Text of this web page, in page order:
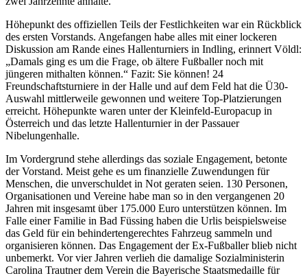
Höhepunkt des offiziellen Teils der Festlichkeiten war ein Rückblick
des ersten Vorstands. Angefangen habe alles mit einer lockeren
Diskussion am Rande eines Hallenturniers in Indling, erinnert Völdl:
„Damals ging es um die Frage, ob ältere Fußballer noch mit
jüngeren mithalten können.“ Fazit: Sie können! 24
Freundschaftsturniere in der Halle und auf dem Feld hat die Ü30-
Auswahl mittlerweile gewonnen und weitere Top-Platzierungen
erreicht. Höhepunkte waren unter der Kleinfeld-Europacup in
Österreich und das letzte Hallenturnier in der Passauer
Nibelungenhalle.
Im Vordergrund stehe allerdings das soziale Engagement, betonte
der Vorstand. Meist gehe es um finanzielle Zuwendungen für
Menschen, die unverschuldet in Not geraten seien. 130 Personen,
Organisationen und Vereine habe man so in den vergangenen 20
Jahren mit insgesamt über 175.000 Euro unterstützen können. Im
Falle einer Familie in Bad Füssing haben die Urlis beispielsweise
das Geld für ein behindertengerechtes Fahrzeug sammeln und
organisieren können. Das Engagement der Ex-Fußballer blieb nicht
unbemerkt. Vor vier Jahren verlieh die damalige Sozialministerin
Carolina Trautner dem Verein die Bayerische Staatsmedaille für